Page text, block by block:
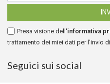
Presa visione dell'informativa
trattamento dei miei dati per l'invio
Seguici sui social